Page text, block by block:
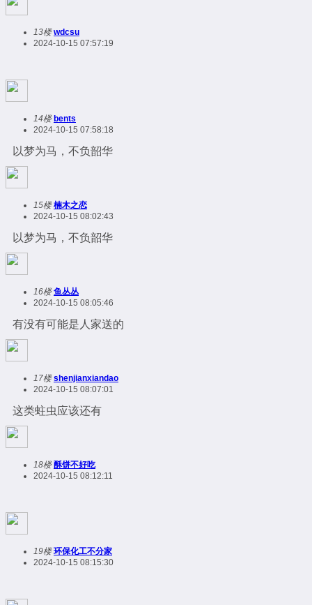
13楼 wdcsu
2024-10-15 07:57:19
14楼 bents
2024-10-15 07:58:18
以梦为马，不负韶华
15楼 楠木之恋
2024-10-15 08:02:43
以梦为马，不负韶华
16楼 鱼丛丛
2024-10-15 08:05:46
有没有可能是人家送的
17楼 shenjianxiandao
2024-10-15 08:07:01
这类蛀虫应该还有
18楼 酥饼不好吃
2024-10-15 08:12:11
19楼 环保化工不分家
2024-10-15 08:15:30